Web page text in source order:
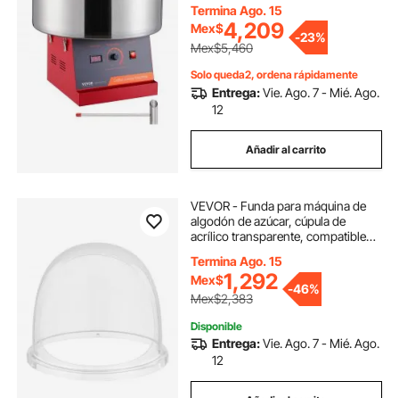
fiestas familiares (roja)
Termina Ago. 15
Mex$4,209
Mex$5,460
-23%
Solo queda2, ordena rápidamente
Entrega:Vie. Ago. 7 - Mié. Ago.
12
Añadir al carrito
VEVOR - Funda para máquina de
algodón de azúcar, cúpula de
acrílico transparente, compatible
máquinas de algodón de azúcar,
ideal para fiestas y tiendas, con
diseño de ranura inferior.
Termina Ago. 15
Mex$1,292
Mex$2,383
-46%
Disponible
Entrega:Vie. Ago. 7 - Mié. Ago.
12